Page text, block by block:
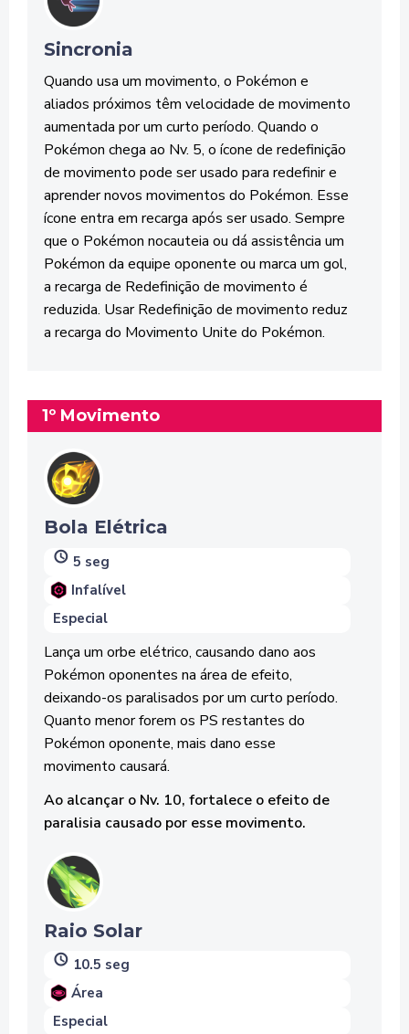
Sincronia
Quando usa um movimento, o Pokémon e
aliados próximos têm velocidade de movimento
aumentada por um curto período. Quando o
Pokémon chega ao Nv. 5, o ícone de redefinição
de movimento pode ser usado para redefinir e
aprender novos movimentos do Pokémon. Esse
ícone entra em recarga após ser usado. Sempre
que o Pokémon nocauteia ou dá assistência um
Pokémon da equipe oponente ou marca um gol,
a recarga de Redefinição de movimento é
reduzida. Usar Redefinição de movimento reduz
a recarga do Movimento Unite do Pokémon.
1º Movimento
Bola Elétrica
5 seg
Infalível
Especial
Lança um orbe elétrico, causando dano aos
Pokémon oponentes na área de efeito,
deixando-os paralisados por um curto período.
Quanto menor forem os PS restantes do
Pokémon oponente, mais dano esse
movimento causará.
Ao alcançar o Nv. 10, fortalece o efeito de
paralisia causado por esse movimento.
Raio Solar
10.5 seg
Área
Especial